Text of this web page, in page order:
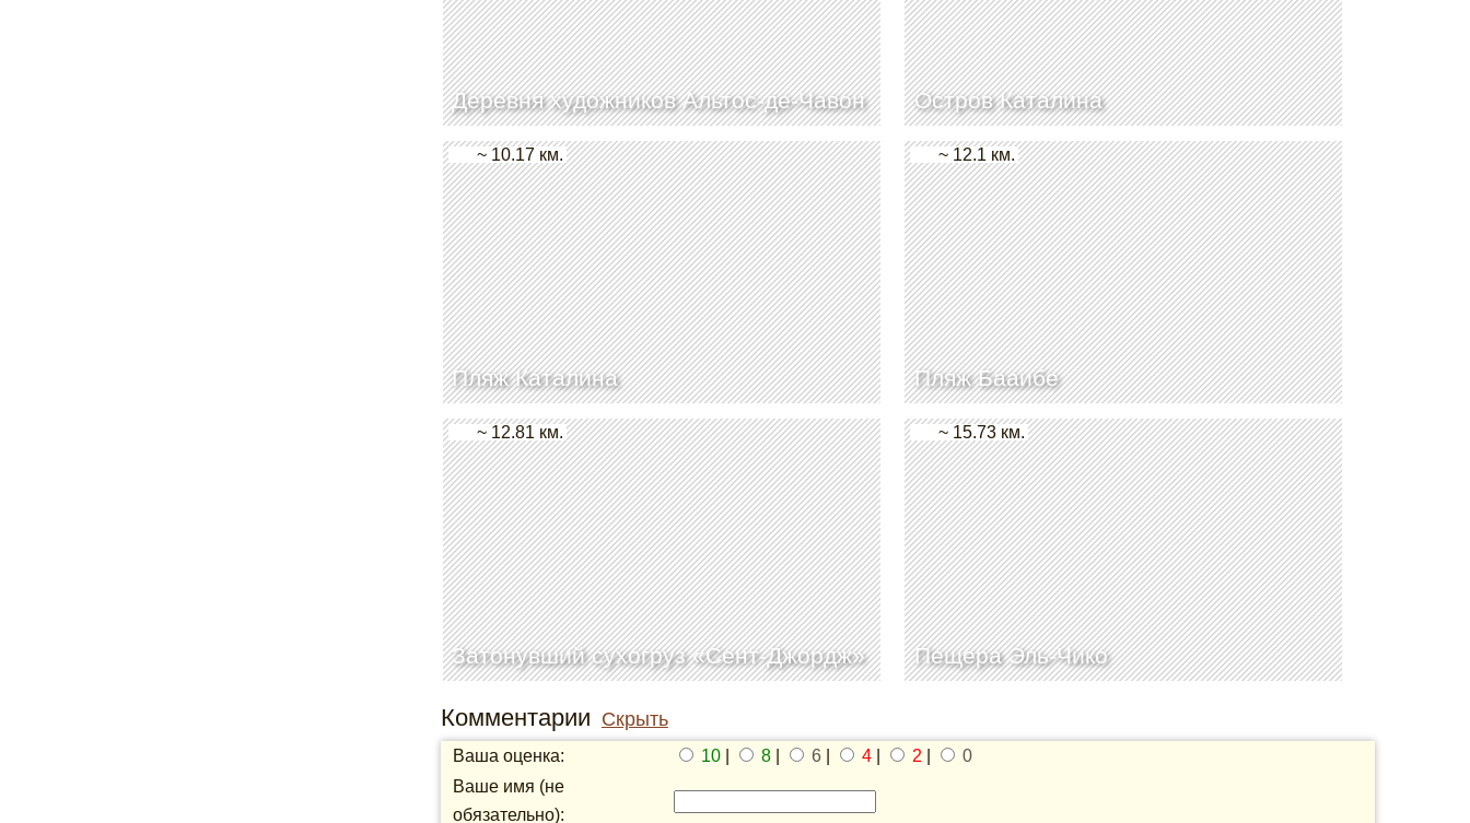
Деревня художников Альтос-де-Чавон Остров Каталина
Пляж Каталина
~ 10.17 км.
Пляж Бааибе
~ 12.1 км.
Затонувший сухогруз «Сент-Джордж»
~ 12.81 км.
Пещера Эль-Чико
~ 15.73 км.
Комментарии Скрыть
Ваша оценка: 10| 8| 6| 4| 2
0
Ваше имя (не
обязательно):